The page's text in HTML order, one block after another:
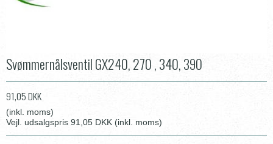
Svømmernålsventil GX240, 270 , 340, 390
91,05 DKK
(inkl. moms)
Vejl. udsalgspris 91,05 DKK (inkl. moms)